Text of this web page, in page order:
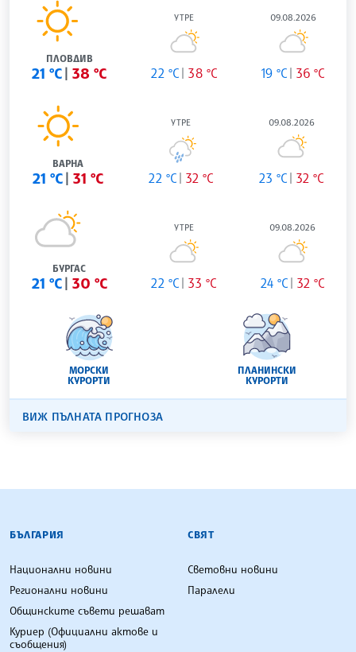
ПЛОВДИВ
21 °C 38 °C
УТРЕ
22 °C 38 °C
09.08.2026
19 °C 36 °C
ВАРНА
21 °C 31 °C
УТРЕ
22 °C 32 °C
09.08.2026
23 °C 32 °C
БУРГАС
21 °C 30 °C
УТРЕ
22 °C 33 °C
09.08.2026
24 °C 32 °C
МОРСКИ
КУРОРТИ
ПЛАНИНСКИ
КУРОРТИ
ВИЖ ПЪЛНАТА ПРОГНОЗА
БЪЛГАРСКА ТЕЛЕГРАФНА АГЕНЦИЯ
БЪЛГАРИЯ
Национални новини
Регионални новини
Общинските съвети решават
Куриер (Официални актове и
съобщения)
СВЯТ
Световни новини
Паралели